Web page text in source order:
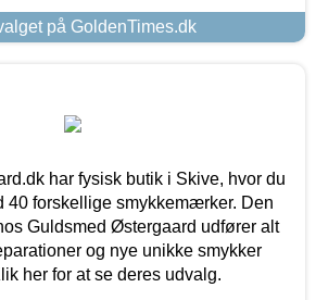
på GoldenTimes.dk
har fysisk butik i Skive, hvor du
40 forskellige smykkemærker. Den
Guldsmed Østergaard udfører alt
og nye unikke smykker
her for at se deres udvalg.